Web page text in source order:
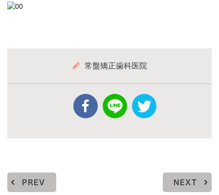
常盤矯正歯科医院
PREV NEXT